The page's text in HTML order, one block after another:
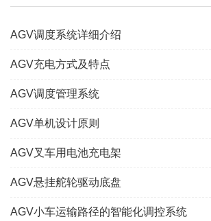
AGV调度系统详细介绍
AGV充电方式及特点
AGV调度管理系统
AGV单机设计原则
AGV叉车用电池充电架
AGV悬挂舵轮驱动底盘
AGV小车运输路径的智能化调控系统